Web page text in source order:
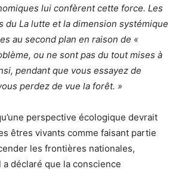
lui confèrent cette force. Les
du La lutte et la dimension systémique
au second plan en raison de «
ou ne sont pas du tout mises à
pendant que vous essayez de
perdez de vue la forêt. »
perspective écologique devrait
êtres vivants comme faisant partie
les frontières nationales,
déclaré que la conscience